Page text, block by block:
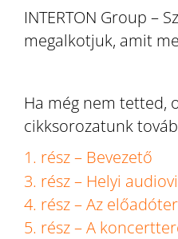
INTERTON Group –
megalkotjuk, amit
Ha még nem tetted,
cikksorozatunk
1. rész – Bevezető
3. rész – Helyi
4. rész – Az
5. rész – A